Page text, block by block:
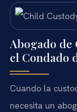
Abogado de
el Condado
Cuando la
necesita un